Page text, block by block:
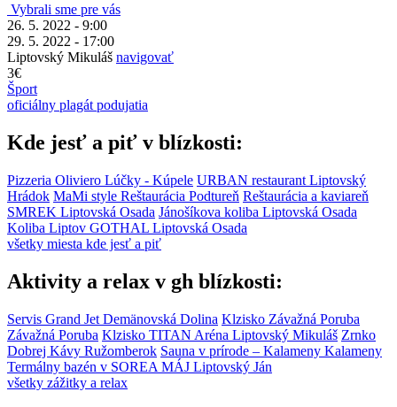
Vybrali sme pre vás
26. 5. 2022 - 9:00
29. 5. 2022 - 17:00
Liptovský Mikuláš navigovať
3€
Šport
oficiálny plagát podujatia
Kde jesť a piť v blízkosti:
Pizzeria Oliviero Lúčky - Kúpele URBAN restaurant Liptovský
Hrádok MaMi style Reštaurácia Podtureň Reštaurácia a kaviareň
SMREK Liptovská Osada Jánošíkova koliba Liptovská Osada
Koliba Liptov GOTHAL Liptovská Osada
všetky miesta kde jesť a piť
Aktivity a relax v gh blízkosti:
Servis Grand Jet Demänovská Dolina Klzisko Závažná Poruba
Závažná Poruba Klzisko TITAN Aréna Liptovský Mikuláš Zrnko
Dobrej Kávy Ružomberok Sauna v prírode – Kalameny Kalameny
Termálny bazén v SOREA MÁJ Liptovský Ján
všetky zážitky a relax